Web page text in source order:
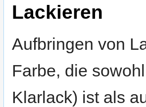
Lackieren
Aufbringen von
Farbe, die
Klarlack) ist als